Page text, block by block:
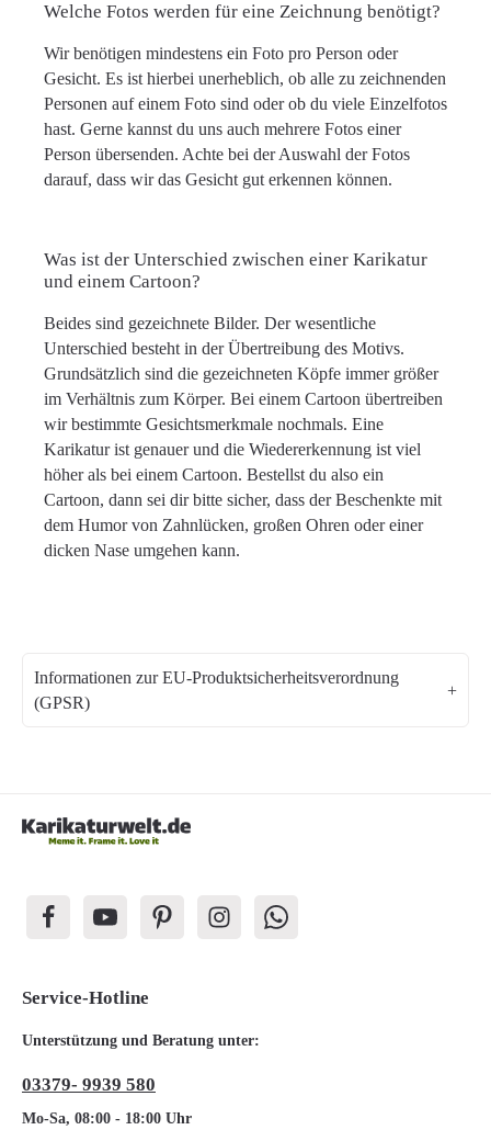
Welche Fotos werden für eine Zeichnung benötigt?
Wir benötigen mindestens ein Foto pro Person oder
Gesicht. Es ist hierbei unerheblich, ob alle zu zeichnenden
Personen auf einem Foto sind oder ob du viele Einzelfotos
hast. Gerne kannst du uns auch mehrere Fotos einer
Person übersenden. Achte bei der Auswahl der Fotos
darauf, dass wir das Gesicht gut erkennen können.
Was ist der Unterschied zwischen einer Karikatur
und einem Cartoon?
Beides sind gezeichnete Bilder. Der wesentliche
Unterschied besteht in der Übertreibung des Motivs.
Grundsätzlich sind die gezeichneten Köpfe immer größer
im Verhältnis zum Körper. Bei einem Cartoon übertreiben
wir bestimmte Gesichtsmerkmale nochmals. Eine
Karikatur ist genauer und die Wiedererkennung ist viel
höher als bei einem Cartoon. Bestellst du also ein
Cartoon, dann sei dir bitte sicher, dass der Beschenkte mit
dem Humor von Zahnlücken, großen Ohren oder einer
dicken Nase umgehen kann.
Informationen zur EU-Produktsicherheitsverordnung
(GPSR)
Service-Hotline
Unterstützung und Beratung unter:
03379- 9939 580
Mo-Sa, 08:00 - 18:00 Uhr